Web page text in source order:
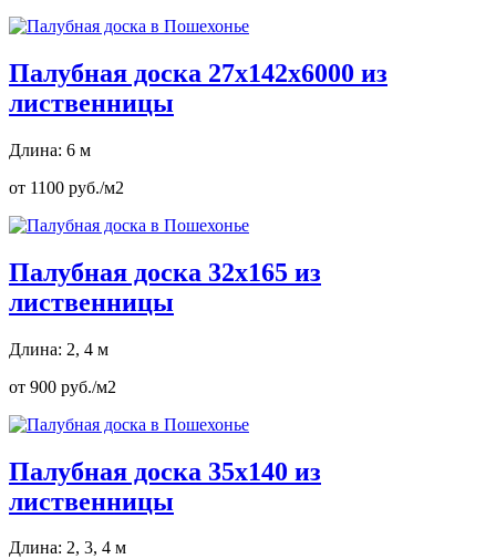
Палубная доска 27х142х6000 из
лиственницы
Длина: 6 м
от 1100 руб./м2
Палубная доска 32х165 из
лиственницы
Длина: 2, 4 м
от 900 руб./м2
Палубная доска 35х140 из
лиственницы
Длина: 2, 3, 4 м